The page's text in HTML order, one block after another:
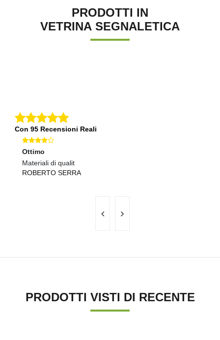
PRODOTTI IN
VETRINA SEGNALETICA
Con 95 Recensioni Reali
Ottimo
Materiali di qualit
ROBERTO SERRA
PRODOTTI VISTI DI RECENTE